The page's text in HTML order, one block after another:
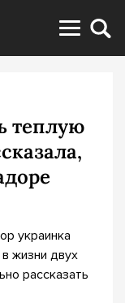
теплую
украинка
жизни двух
рассказать